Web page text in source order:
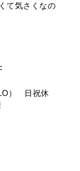
て気さくなの
） 日祝休